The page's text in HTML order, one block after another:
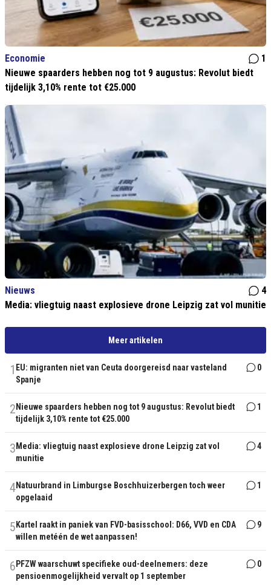
Economie
1
Nieuwe spaarders hebben nog tot 9 augustus: Revolut biedt
tijdelijk 3,10% rente tot €25.000
Nieuws
4
Media: vliegtuig naast explosieve drone Leipzig zat vol munitie
Meer artikelen
1 EU: migranten niet van Ceuta doorgereisd naar vasteland
Spanje
0
2 Nieuwe spaarders hebben nog tot 9 augustus: Revolut biedt
tijdelijk 3,10% rente tot €25.000
1
3 Media: vliegtuig naast explosieve drone Leipzig zat vol
munitie
4
4Natuurbrand in Limburgse Boschhuizerbergen toch weer
opgelaaid
1
5 Kartel raakt in paniek van FVD-basisschool: D66, VVD en CDA
willen metéén de wet aanpassen!
9
6 PFZW waarschuwt specifieke oud-deelnemers: deze
pensioenmogelijkheid vervalt op 1 september
0